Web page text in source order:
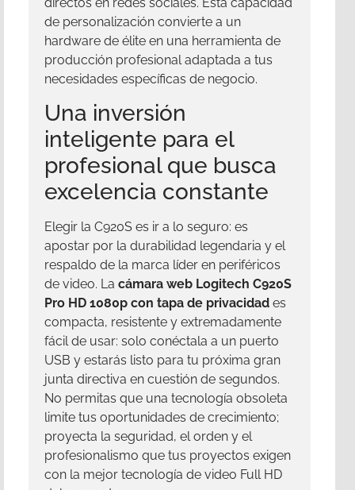
de personalización convierte a un
hardware de élite en una herramienta de
producción profesional adaptada a tus
necesidades específicas de negocio.
Una inversión
inteligente para el
profesional que busca
excelencia constante
Elegir la C920S es ir a lo seguro: es
apostar por la durabilidad legendaria y el
respaldo de la marca líder en periféricos
de video. La cámara web Logitech C920S
Pro HD 1080p con tapa de privacidad es
compacta, resistente y extremadamente
fácil de usar: solo conéctala a un puerto
USB y estarás listo para tu próxima gran
junta directiva en cuestión de segundos.
No permitas que una tecnología obsoleta
limite tus oportunidades de crecimiento;
proyecta la seguridad, el orden y el
profesionalismo que tus proyectos exigen
con la mejor tecnología de video Full HD